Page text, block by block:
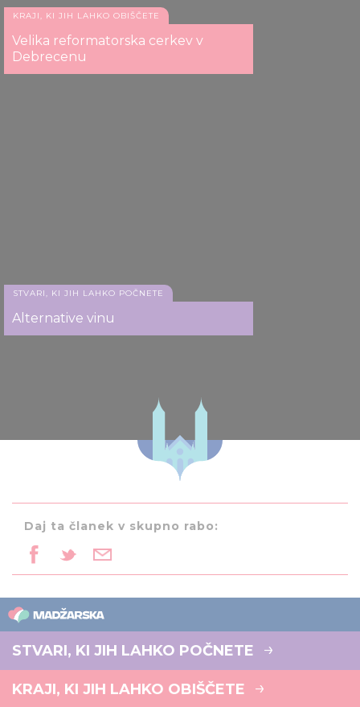
KRAJI, KI JIH LAHKO OBIŠČETE
Velika reformatorska cerkev v
Debrecenu
STVARI, KI JIH LAHKO POČNETE
Alternative vinu
Daj ta članek v skupno rabo:
STVARI, KI JIH LAHKO POČNETE
KRAJI, KI JIH LAHKO OBIŠČETE